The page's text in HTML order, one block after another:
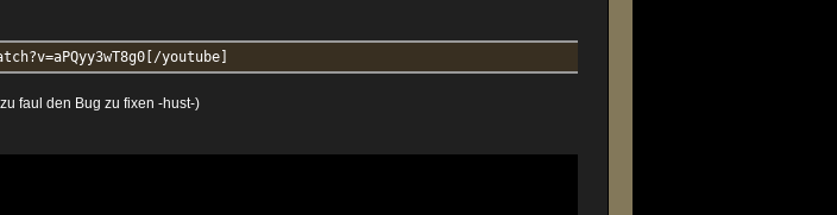
youtube]
faul den Bug zu fixen -hust-)